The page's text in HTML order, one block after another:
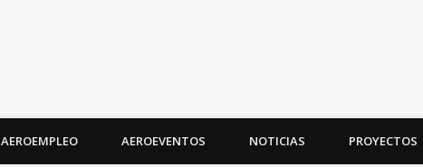
AEROEMPLEO AEROEVENTOS NOTICIAS PROYECTOS